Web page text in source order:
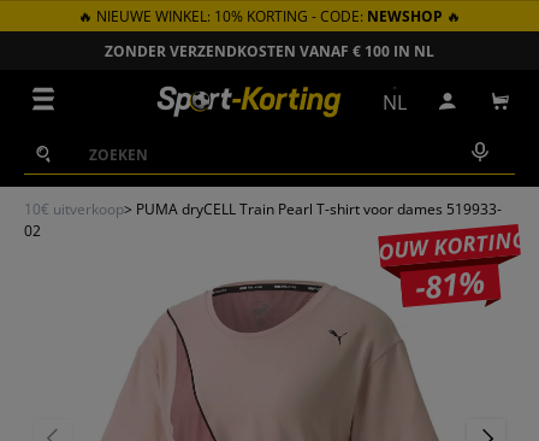
GA NAAR INHOUD
🔥 NIEUWE WINKEL: 10% KORTING - CODE: NEWSHOP 🔥
ZONDER VERZENDKOSTEN VANAF € 100 IN NL
Zoeken
Zoeken
NL Inloggen
10€ uitverkoop> PUMA dryCELL Train Pearl T-shirt voor dames 519933-
02
JOUW KORTING
-81%
VORIGE